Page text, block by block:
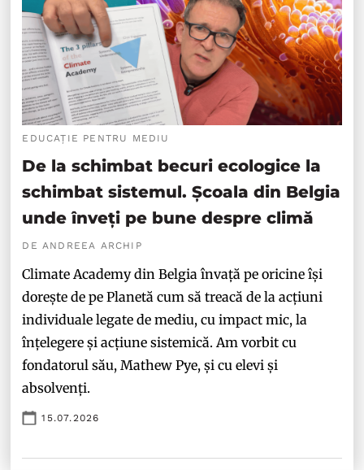
EDUCAȚIE PENTRU MEDIU
De la schimbat becuri ecologice la
schimbat sistemul. Școala din Belgia
unde înveți pe bune despre climă
DE ANDREEA ARCHIP
Climate Academy din Belgia învață pe oricine își
dorește de pe Planetă cum să treacă de la acțiuni
individuale legate de mediu, cu impact mic, la
înțelegere și acțiune sistemică. Am vorbit cu
fondatorul său, Mathew Pye, și cu elevi și
absolvenți.
15.07.2026